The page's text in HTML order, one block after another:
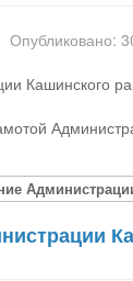
Опубликовано:
Кашинского